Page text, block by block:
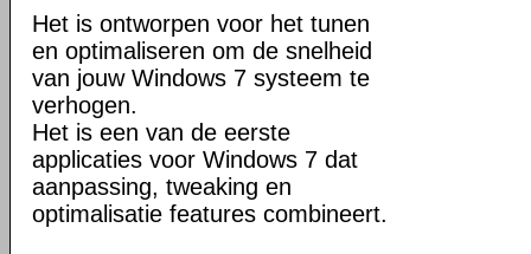
Het is ontworpen voor het tunen
en optimaliseren om de snelheid
van jouw Windows 7 systeem te
verhogen.
Het is een van de eerste
applicaties voor Windows 7 dat
aanpassing, tweaking en
optimalisatie features combineert.